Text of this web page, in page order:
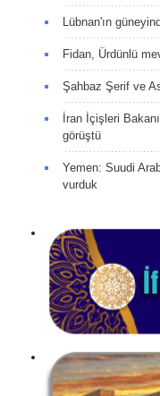
Lübnan'ın
Fidan, Ürdünlü
Şahbaz Şerif ve
İran İçişleri
görüştü
Yemen: Suudi
vurduk